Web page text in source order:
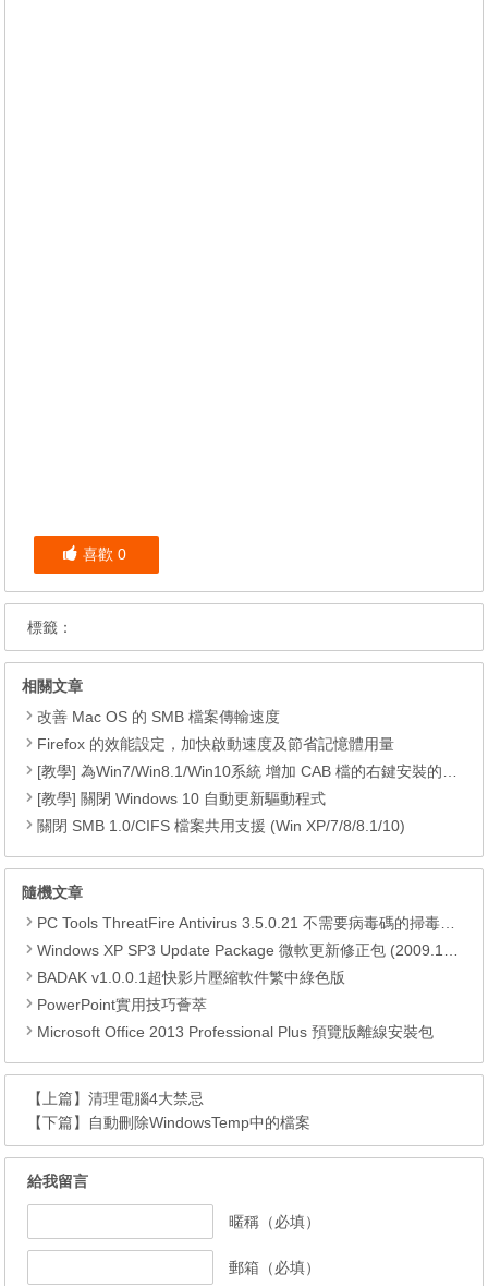
喜歡 0
標籤：
相關文章
改善 Mac OS 的 SMB 檔案傳輸速度
Firefox 的效能設定，加快啟動速度及節省記憶體用量
[教學] 為Win7/Win8.1/Win10系統 增加 CAB 檔的右鍵安裝的功能
[教學] 關閉 Windows 10 自動更新驅動程式
關閉 SMB 1.0/CIFS 檔案共用支援 (Win XP/7/8/8.1/10)
隨機文章
PC Tools ThreatFire Antivirus 3.5.0.21 不需要病毒碼的掃毒抓蟲大師
Windows XP SP3 Update Package 微軟更新修正包 (2009.11月份)
BADAK v1.0.0.1超快影片壓縮軟件繁中綠色版
PowerPoint實用技巧薈萃
Microsoft Office 2013 Professional Plus 預覽版離線安裝包
【上篇】清理電腦4大禁忌
【下篇】 自動刪除WindowsTemp中的檔案
給我留言
暱稱（必填）
郵箱（必填）